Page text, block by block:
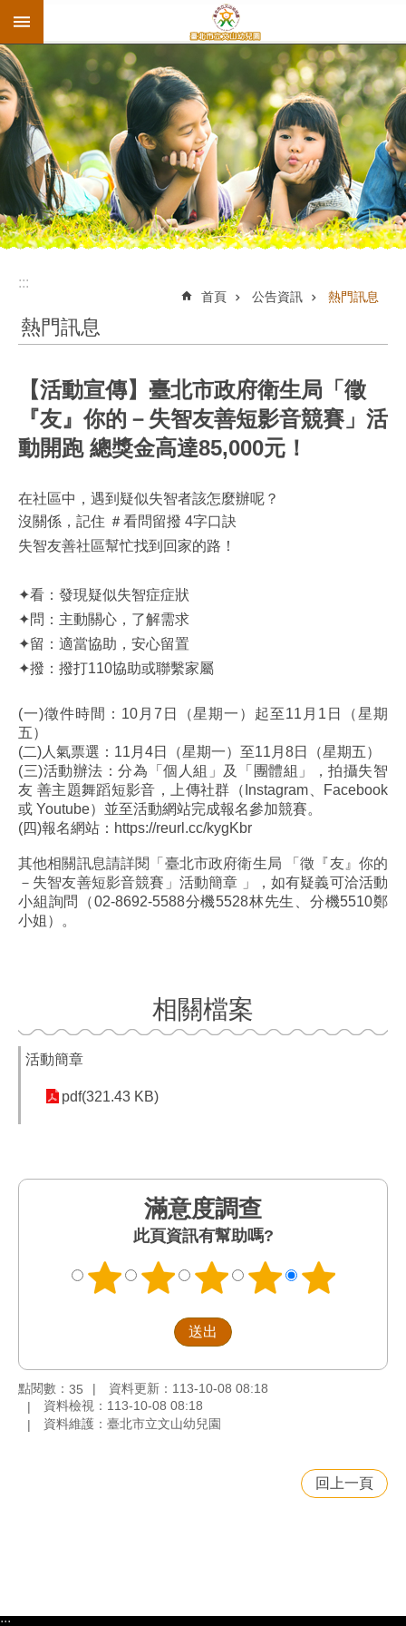
跳到主要內容區塊
:::
首頁 公告資訊 熱門訊息
熱門訊息
【活動宣傳】臺北市政府衛生局「徵
『友』你的－失智友善短影音競賽」活
動開跑 總獎金高達85,000元！
在社區中，遇到疑似失智者該怎麼辦呢？
沒關係，記住 ＃看問留撥 4字口訣
失智友善社區幫忙找到回家的路！
✦看：發現疑似失智症症狀
✦問：主動關心，了解需求
✦留：適當協助，安心留置
✦撥：撥打110協助或聯繫家屬
(一)徵件時間：10月7日（星期一）起至11月1日（星期
五）
(二)人氣票選：11月4日（星期一）至11月8日（星期五）
(三)活動辦法：分為「個人組」及「團體組」，拍攝失智
友 善主題舞蹈短影音，上傳社群（Instagram、Facebook
或 Youtube）並至活動網站完成報名參加競賽。
(四)報名網站：https://reurl.cc/kygKbr
其他相關訊息請詳閱「臺北市政府衛生局 「徵『友』你的
－失智友善短影音競賽」活動簡章 」
，如有疑義可洽活動
小組詢問（02-8692-5588分機5528林先生、分機5510鄭
小姐）。
相關檔案
活動簡章
pdf(321.43 KB)
滿意度調查
此頁資訊有幫助嗎?
點閱數： 35
資料更新：113-10-08 08:18
資料檢視：113-10-08 08:18
資料維護：臺北市立文山幼兒園
回上一頁